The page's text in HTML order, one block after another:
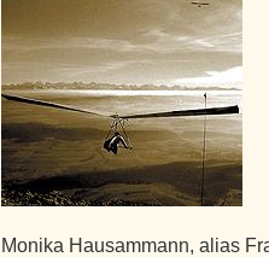
Monika Hausammann, alias